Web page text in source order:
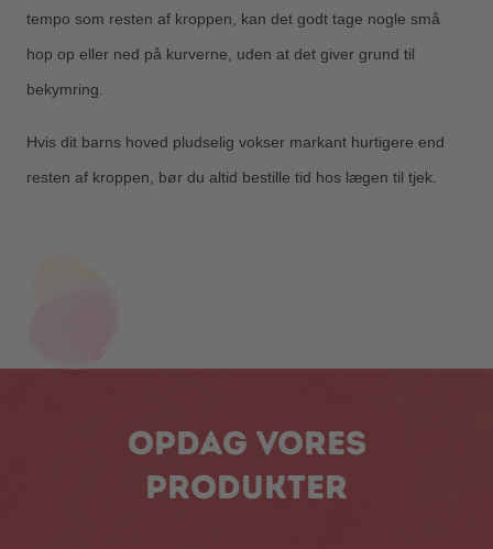
tempo som resten af kroppen, kan det godt tage nogle små
hop op eller ned på kurverne, uden at det giver grund til
bekymring.
Hvis dit barns hoved pludselig vokser markant hurtigere end
resten af kroppen, bør du altid bestille tid hos lægen til tjek.
Opdag vores
produkter